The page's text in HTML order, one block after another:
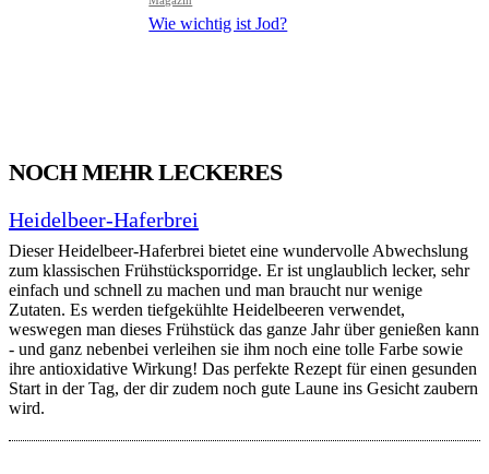
Wie wichtig ist Jod?
NOCH MEHR LECKERES
Heidelbeer-Haferbrei
Dieser Heidelbeer-Haferbrei bietet eine wundervolle Abwechslung
zum klassischen Frühstücksporridge. Er ist unglaublich lecker, sehr
einfach und schnell zu machen und man braucht nur wenige
Zutaten. Es werden tiefgekühlte Heidelbeeren verwendet,
weswegen man dieses Frühstück das ganze Jahr über genießen kann
- und ganz nebenbei verleihen sie ihm noch eine tolle Farbe sowie
ihre antioxidative Wirkung! Das perfekte Rezept für einen gesunden
Start in der Tag, der dir zudem noch gute Laune ins Gesicht zaubern
wird.